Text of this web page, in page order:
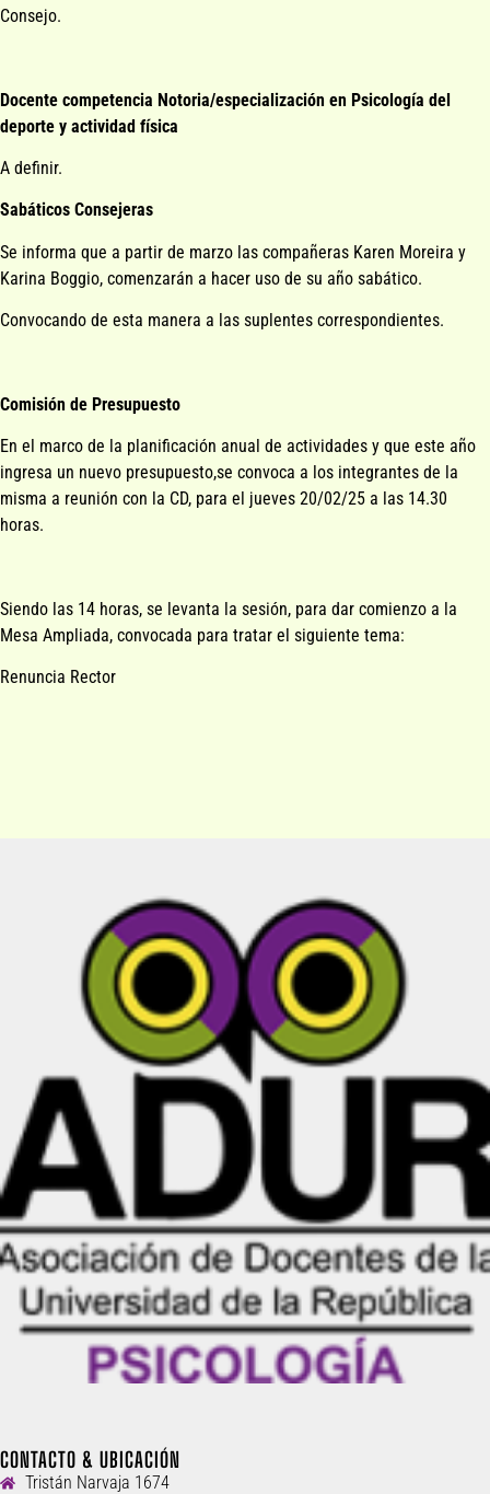
Consejo.
Docente competencia Notoria/especialización en Psicología del
deporte y actividad física
A definir.
Sabáticos Consejeras
Se informa que a partir de marzo las compañeras Karen Moreira y
Karina Boggio, comenzarán a hacer uso de su año sabático.
Convocando de esta manera a las suplentes correspondientes.
Comisión de Presupuesto
En el marco de la planificación anual de actividades y que este año
ingresa un nuevo presupuesto,se convoca a los integrantes de la
misma a reunión con la CD, para el jueves 20/02/25 a las 14.30
horas.
Siendo las 14 horas, se levanta la sesión, para dar comienzo a la
Mesa Ampliada, convocada para tratar el siguiente tema:
Renuncia Rector
CONTACTO & UBICACIÓN
Tristán Narvaja 1674